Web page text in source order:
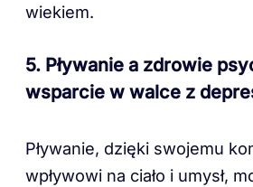
wiekiem.
5. Pływanie a zdrowie
wsparcie w walce z
Pływanie, dzięki swojemu
wpływowi na ciało i umysł,